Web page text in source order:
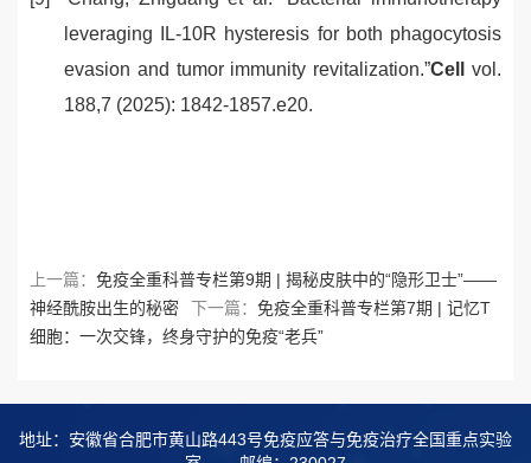
leveraging IL-10R hysteresis for both phagocytosis
evasion and tumor immunity revitalization.”Cell
vol.
188,7 (2025): 1842-1857.e20.
上一篇： 免疫全重科普专栏第9期 | 揭秘皮肤中的“隐形卫士”——
神经酰胺出生的秘密
下一篇： 免疫全重科普专栏第7期 | 记忆T
细胞：一次交锋，终身守护的免疫“老兵”
地址：安徽省合肥市黄山路443号免疫应答与免疫治疗全国重点实验